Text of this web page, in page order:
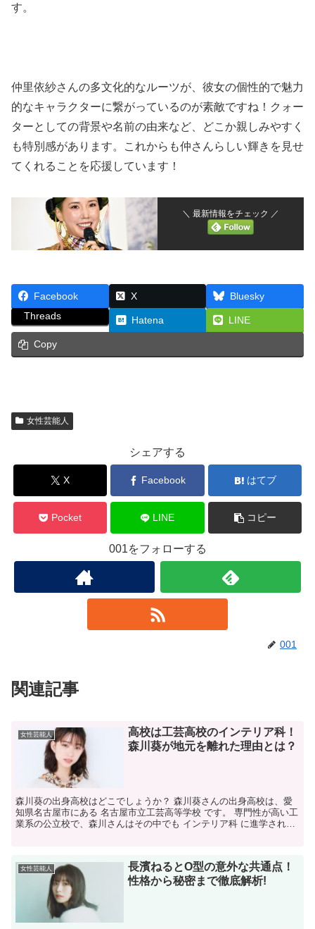
す。
仲里依紗さんの多文化的なルーツが、彼女の個性的で魅力
的なキャラクターに繋がっているのが素敵ですね！クォー
ターとしての背景や名前の由来など、どこか親しみやすく
も特別感があります。これからも仲さんらしい輝きを見せ
てくれることを応援しています！
＼ 最新情報をチェック ／
Facebook X
Bluesky
Threads
Hatena LINE
Copy
女性芸能人
シェアする
X Facebook はてブ
Pocket LINE コピー
001をフォローする
001
関連記事
女性芸能人
高校は工芸高校のインテリア科！
森川葵が地元を離れた理由とは？
森川葵の出身高校はどこでしょうか？ 森川葵さんの出身高校は、愛
知県名古屋市にある 名古屋市立工芸高等学校 です。 専門性が高い工
業系の公立校で、森川さんはその中でも インテリア科 に進学されて
女性芸能人
長濱ねるとO型の意外な共通点！
性格から秘密まで徹底解析!